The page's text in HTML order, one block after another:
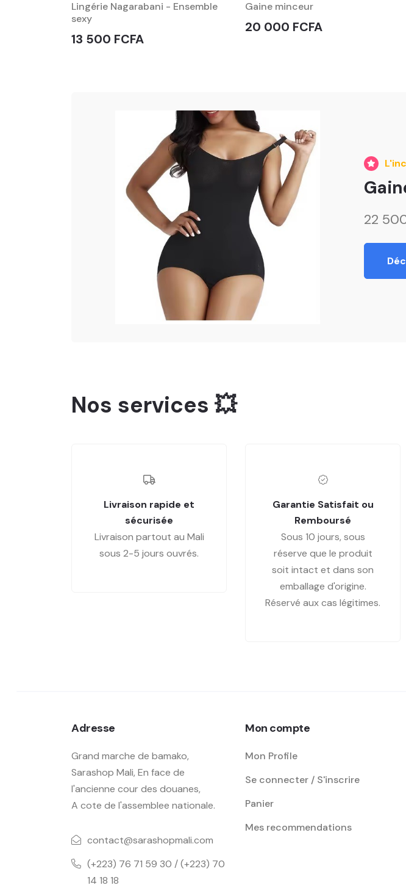
Lingérie Nagarabani - Ensemble
sexy
13 500 FCFA
Gaine minceur
20 000 FCFA
22
Nos services 💥
Livraison rapide et
sécurisée
Livraison partout au Mali
sous 2-5 jours ouvrés.
Garantie Satisfait ou
Remboursé
Sous 10 jours, sous
réserve que le produit
soit intact et dans son
emballage d'origine.
Réservé aux cas légitimes.
Adresse
Grand marche de bamako,
Sarashop Mali, En face de
l'ancienne cour des douanes,
A cote de l'assemblee nationale.
contact@sarashopmali.com
(+223) 76 71 59 30 / (+223) 70
14 18 18
Mon compte
Mon Profile
Se connecter / S'inscrire
Panier
Mes recommendations